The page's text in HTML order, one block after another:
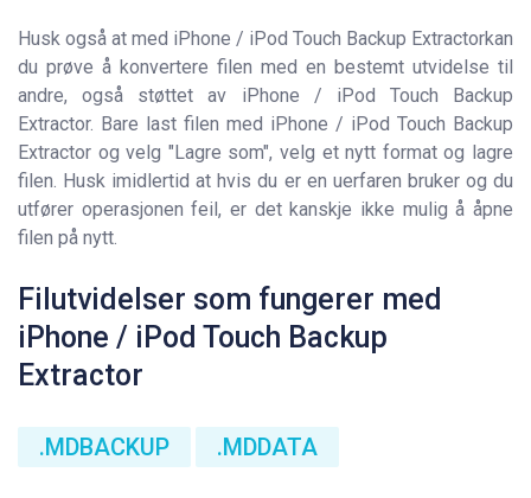
Husk også at med iPhone / iPod Touch Backup Extractorkan
du prøve å konvertere filen med en bestemt utvidelse til
andre, også støttet av iPhone / iPod Touch Backup
Extractor. Bare last filen med iPhone / iPod Touch Backup
Extractor og velg "Lagre som", velg et nytt format og lagre
filen. Husk imidlertid at hvis du er en uerfaren bruker og du
utfører operasjonen feil, er det kanskje ikke mulig å åpne
filen på nytt.
Filutvidelser som fungerer med
iPhone / iPod Touch Backup
Extractor
.MDBACKUP .MDDATA